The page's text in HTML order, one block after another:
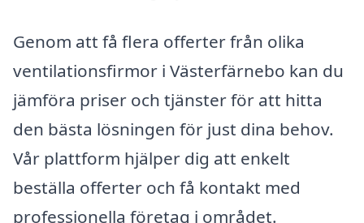
Genom att få flera offerter från olika
ventilationsfirmor i Västerfärnebo kan du
jämföra priser och tjänster för att hitta
den bästa lösningen för just dina behov.
Vår plattform hjälper dig att enkelt
beställa offerter och få kontakt med
professionella företag i området.